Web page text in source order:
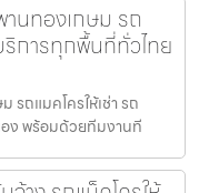
นทองเกษม รถ
ริการทุกพื้นที่ทั่วไทย
รถแมคโครให้เช่า รถ
อง พร้อมด้วยทีมงานที